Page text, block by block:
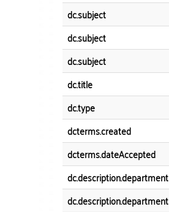
dc.subject
dc.subject
dc.subject
dc.title
dc.type
dcterms.created
dcterms.dateAccepted
dc.description.department
dc.description.department